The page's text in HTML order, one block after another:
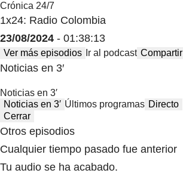
Crónica 24/7
1x24: Radio Colombia
23/08/2024 - 01:38:13
Ver más episodios Ir al podcast Compartir
Noticias en 3′
Noticias en 3′
Noticias en 3′ Últimos programas Directo
Cerrar
Otros episodios
Cualquier tiempo pasado fue anterior
Tu audio se ha acabado.